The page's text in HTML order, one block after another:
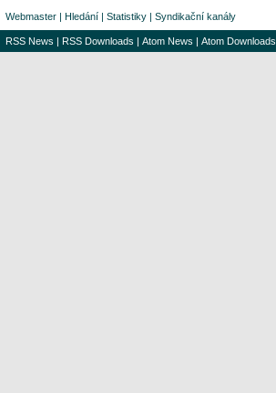
Webmaster | Hledání | Statistiky | Syndikační kanály
RSS News | RSS Downloads | Atom News | Atom Downloads